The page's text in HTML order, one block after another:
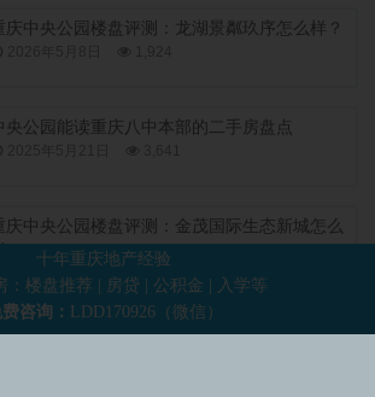
庆中央公园楼盘评测：龙湖景粼玖序怎么样？
央公园能读重庆八中本部的二手房盘点
庆中央公园楼盘评测：金茂国际生态新城怎么
？
2025年5月21日 1,550
十年重庆地产经验
：楼盘推荐 | 房贷 | 公积金 | 入学等
咨询：
LDD170926（微信）